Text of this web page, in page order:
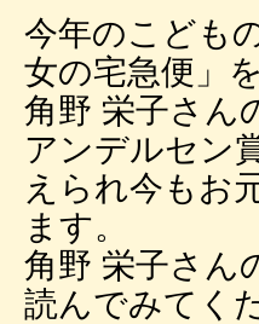
今年のこども
女の宅急便」
角野 栄子さん
アンデルセン
えられ今もお
ます。
角野 栄子さん
読んでみてく